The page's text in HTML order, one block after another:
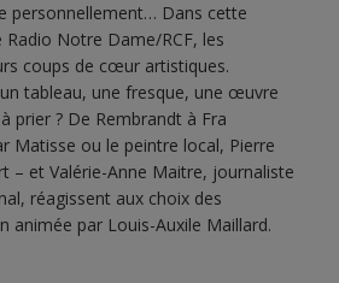
personnellement… Dans cette
Notre Dame/RCF, les
coups de cœur artistiques.
tableau, une fresque, une œuvre
prier ? De Rembrandt à Fra
Matisse ou le peintre local, Pierre
– et Valérie-Anne Maitre, journaliste
réagissent aux choix des
animée par Louis-Auxile Maillard.